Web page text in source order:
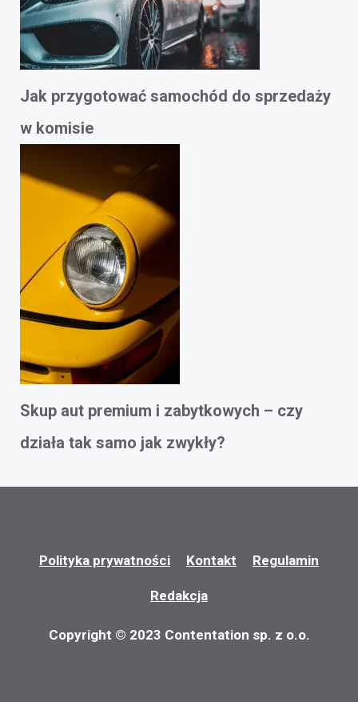
Jak przygotować samochód do sprzedaży
w komisie
Skup aut premium i zabytkowych – czy
działa tak samo jak zwykły?
Polityka prywatności Kontakt Regulamin
Redakcja
Copyright © 2023 Contentation sp. z o.o.